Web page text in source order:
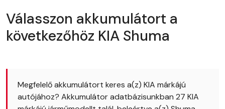
Válasszon akkumulátort a
következőhöz KIA Shuma
Megfelelő akkumulátort keres a(z) KIA márkájú
autójához? Akkumulátor adatbázisunkban 27 KIA